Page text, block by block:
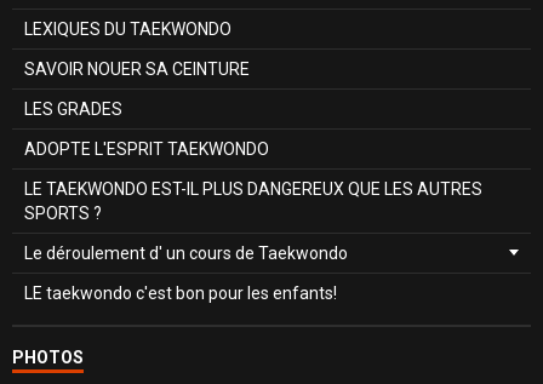
LEXIQUES DU TAEKWONDO
SAVOIR NOUER SA CEINTURE
LES GRADES
ADOPTE L'ESPRIT TAEKWONDO
LE TAEKWONDO EST-IL PLUS DANGEREUX QUE LES AUTRES
SPORTS ?
Le déroulement d' un cours de Taekwondo
LE taekwondo c'est bon pour les enfants!
PHOTOS